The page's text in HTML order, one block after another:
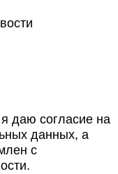
даю согласие на
данных, а
с
.